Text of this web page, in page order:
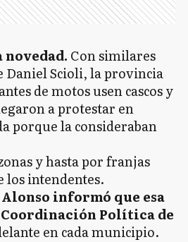
novedad. Con similares
Daniel Scioli, la provincia
de motos usen cascos y
a protestar en
porque la consideraban
y hasta por franjas
los intendentes.
Alonso informó que esa
Coordinación Política de
en cada municipio.